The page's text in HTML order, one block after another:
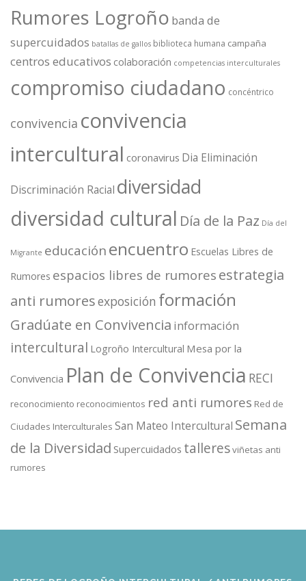
Rumores Logroño banda de
supercuidados batallas de gallos biblioteca humana campaña
centros educativos colaboración competencias interculturales
compromiso ciudadano concéntrico
convivencia convivencia
intercultural coronavirus Dia Eliminación
Discriminación Racial diversidad
diversidad cultural Día de la Paz Día del
Migrante educaciónencuentro Escuelas Libres de
Rumores espacios libres de rumores estrategia
anti rumoresexposición formación
Gradúate en Convivencia información
intercultural Logroño Intercultural Mesa por la
Convivencia Plan de Convivencia RECI
reconocimiento reconocimientos red anti rumores Red de
Ciudades Interculturales San Mateo Intercultural Semana
de la Diversidad Supercuidados talleresviñetas anti
rumores